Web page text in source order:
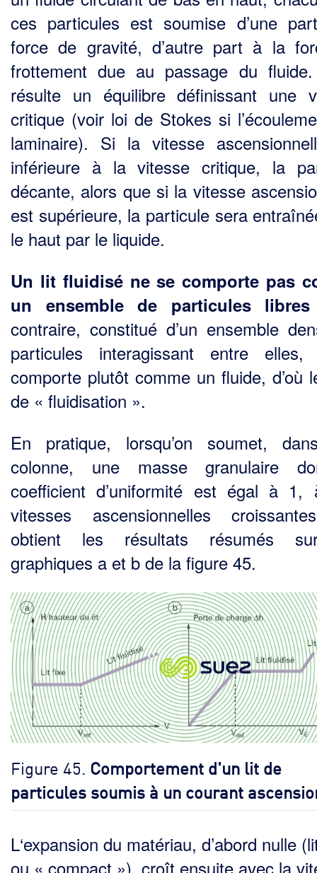
ces particules est soumise d’une
force de gravité, d’autre part à la
frottement due au passage du
résulte un équilibre définissant une
critique (voir loi de Stokes si
laminaire). Si la vitesse
inférieure à la vitesse critique, la
décante, alors que si la vitesse
est supérieure, la particule sera
le haut par le liquide.
Un lit fluidisé ne se comporte pas
un ensemble de particules libres
contraire, constitué d’un ensemble
particules interagissant entre
comporte plutôt comme un fluide, d’où
de « fluidisation ».
En pratique, lorsqu’on soumet,
colonne, une masse granulaire
coefficient d’uniformité est égal à 1,
vitesses ascensionnelles
obtient les résultats résumés
graphiques a et b de la figure 45.
Figure 45. Comportement d'un lit de
particules soumis à un courant
L‘expansion du matériau, d’abord nulle
ou « compact »), croît ensuite avec la